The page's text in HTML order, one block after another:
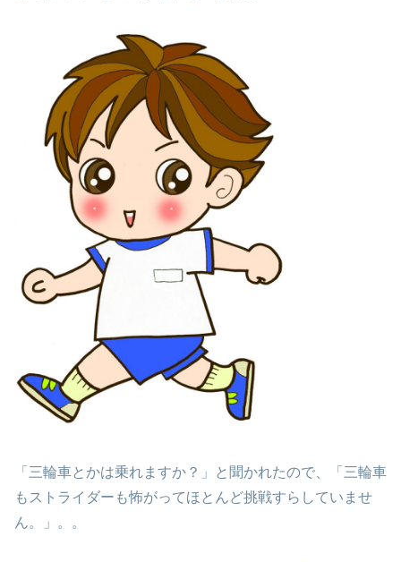
「三輪車とかは乗れますか？」と聞かれたので、「三輪車
もストライダーも怖がってほとんど挑戦すらしていませ
ん。」。。